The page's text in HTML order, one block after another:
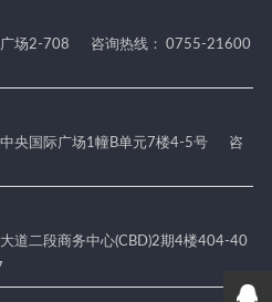
场2-708
咨询热线： 0755-21600
央国际广场1幢B单元7楼4-5号
咨
道二段商务中心(CBD)2期4楼404-40